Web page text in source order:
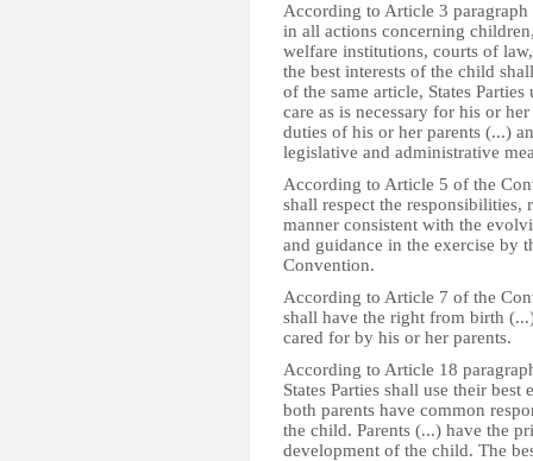
According to Article 3
in all actions concerning
welfare institutions, courts of
the best interests of the child
of the same article, States
care as is necessary for his or
duties of his or her parents (...)
legislative and administrative
According to Article 5 of the
shall respect the
manner consistent with the
and guidance in the exercise by
Convention.
According to Article 7 of the
shall have the right from birth
cared for by his or her parents.
According to Article 18
States Parties shall use their
both parents have common
the child. Parents (...) have the
development of the child. The